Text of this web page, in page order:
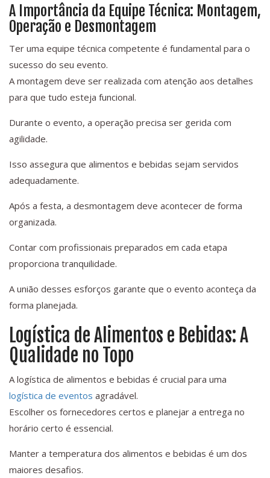
A Importância da Equipe Técnica: Montagem,
Operação e Desmontagem
Ter uma equipe técnica competente é fundamental para o
sucesso do seu evento.
A montagem deve ser realizada com atenção aos detalhes
para que tudo esteja funcional.
Durante o evento, a operação precisa ser gerida com
agilidade.
Isso assegura que alimentos e bebidas sejam servidos
adequadamente.
Após a festa, a desmontagem deve acontecer de forma
organizada.
Contar com profissionais preparados em cada etapa
proporciona tranquilidade.
A união desses esforços garante que o evento aconteça da
forma planejada.
Logística de Alimentos e Bebidas: A
Qualidade no Topo
A logística de alimentos e bebidas é crucial para uma
logística de eventos agradável.
Escolher os fornecedores certos e planejar a entrega no
horário certo é essencial.
Manter a temperatura dos alimentos e bebidas é um dos
maiores desafios.